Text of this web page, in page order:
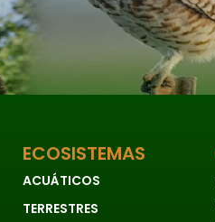
ECOSISTEMAS
ACUÁTICOS
TERRESTRES